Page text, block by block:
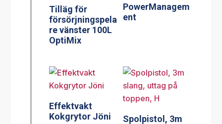
Tilläg för
försörjningspela
re vänster 100L
OptiMix
PowerManagem
ent
Effektvakt
Kokgrytor Jöni
Spolpistol, 3m